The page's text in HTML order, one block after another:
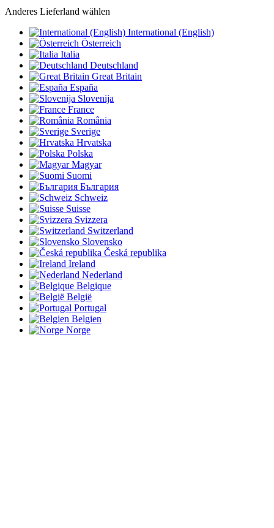
Anderes Lieferland wählen
International (English)
Österreich
Italia
Deutschland
Great Britain
España
Slovenija
France
România
Sverige
Hrvatska
Polska
Magyar
Suomi
България
Schweiz
Suisse
Svizzera
Switzerland
Slovensko
Česká republika
Ireland
Nederland
Belgique
België
Portugal
Belgien
Norge